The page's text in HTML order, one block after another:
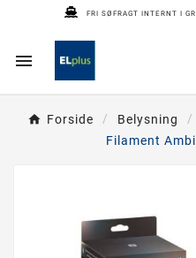
FRI SØFRAGT INTERNT I

Forside Belysning
Filament